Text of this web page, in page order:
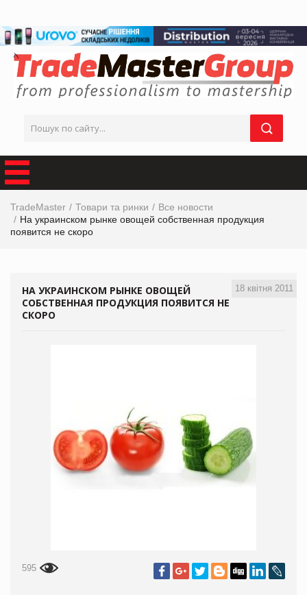
TradeMaster Товари та ринки
Все новости
На украинском рынке овощей собственная продукция
появится не скоро
18 квітня 2011
НА УКРАИНСКОМ РЫНКЕ ОВОЩЕЙ
СОБСТВЕННАЯ ПРОДУКЦИЯ ПОЯВИТСЯ НЕ
СКОРО
595